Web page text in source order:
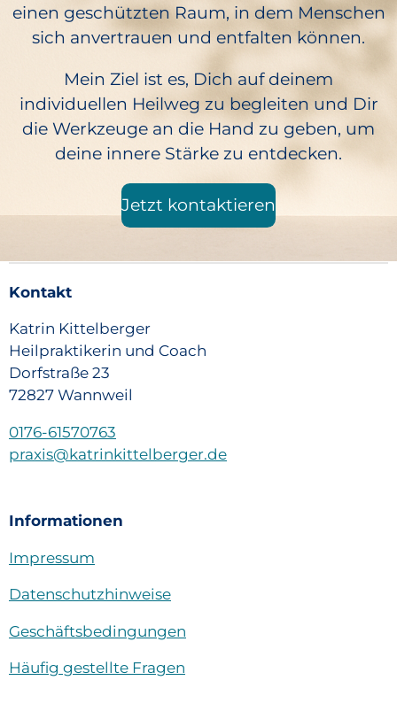
einen geschützten Raum, in dem Menschen
sich anvertrauen und entfalten können.
Mein Ziel ist es, Dich auf deinem
individuellen Heilweg zu begleiten und Dir
die Werkzeuge an die Hand zu geben, um
deine innere Stärke zu entdecken.
Jetzt kontaktieren
Kontakt
Katrin Kittelberger
Heilpraktikerin und Coach
Dorfstraße 23
72827 Wannweil
0176-61570763
praxis@katrinkittelberger.de
Informationen
Impressum
Datenschutzhinweise
Geschäftsbedingungen
Häufig gestellte Fragen